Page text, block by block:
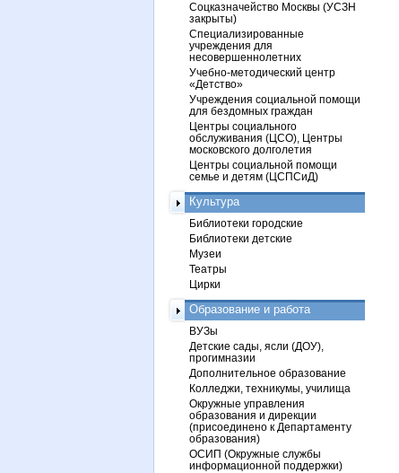
Соцказначейство Москвы (УСЗН
закрыты)
Специализированные
учреждения для
несовершеннолетних
Учебно-методический центр
«Детство»
Учреждения социальной помощи
для бездомных граждан
Центры социального
обслуживания (ЦСО), Центры
московского долголетия
Центры социальной помощи
семье и детям (ЦСПСиД)
Культура
Библиотеки городские
Библиотеки детские
Музеи
Театры
Цирки
Образование и работа
ВУЗы
Детские сады, ясли (ДОУ),
прогимназии
Дополнительное образование
Колледжи, техникумы, училища
Окружные управления
образования и дирекции
(присоединено к Департаменту
образования)
ОСИП (Окружные службы
информационной поддержки)